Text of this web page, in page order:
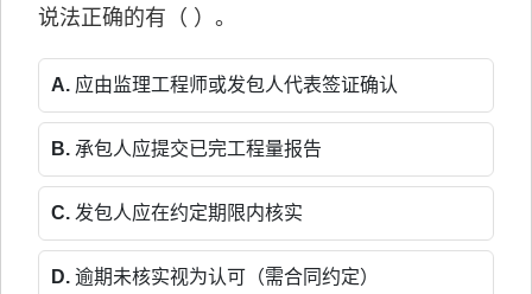
说法正确的有（ ）。
A. 应由监理工程师或发包人代表签证确认
B. 承包人应提交已完工程量报告
C. 发包人应在约定期限内核实
D. 逾期未核实视为认可（需合同约定）